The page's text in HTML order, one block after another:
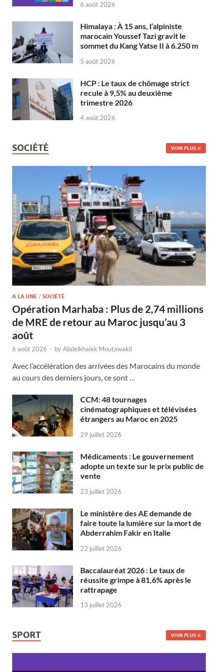
6 août 2026
Himalaya : À 15 ans, l’alpiniste
marocain Youssef Tazi gravit le
sommet du Kang Yatse II à 6.250 m
5 août 2026
HCP : Le taux de chômage strict
recule à 9,5% au deuxième
trimestre 2026
4 août 2026
SOCIÉTÉ VOIR PLUS
A LA UNE / SOCIÉTÉ
Opération Marhaba : Plus de 2,74 millions
de MRE de retour au Maroc jusqu’au 3
août
6 août 2026 - byAbdelkhalek Moutawakil
Avec l’accélération des arrivées des Marocains du monde
au cours des derniers jours, ce sont …
CCM: 48 tournages
cinématographiques et télévisées
étrangers au Maroc en 2025
29 juillet 2026
Médicaments : Le gouvernement
adopte un texte sur le prix public de
vente
23 juillet 2026
Le ministère des AE demande de
faire toute la lumière sur la mort de
Abderrahim Fakir en Italie
22 juillet 2026
Baccalauréat 2026 : Le taux de
réussite grimpe à 81,6% après le
rattrapage
13 juillet 2026
SPORT VOIR PLUS